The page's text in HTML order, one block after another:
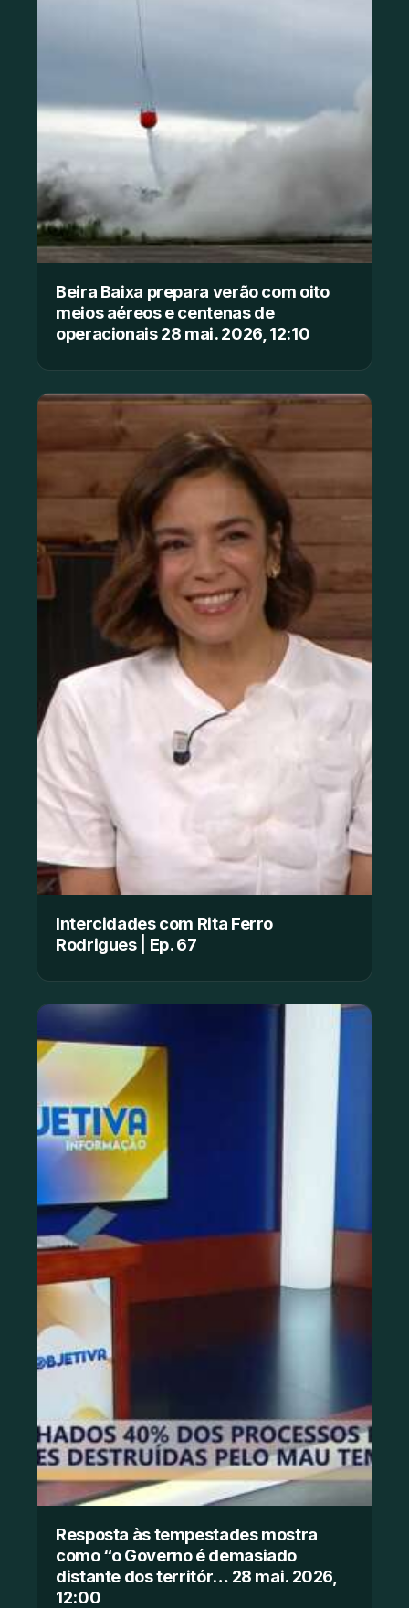
Beira Baixa prepara verão com oito
meios aéreos e centenas de
operacionais 28 mai. 2026, 12:10
Intercidades com Rita Ferro
Rodrigues | Ep. 67
Resposta às tempestades mostra
como “o Governo é demasiado
distante dos territór… 28 mai. 2026,
12:00